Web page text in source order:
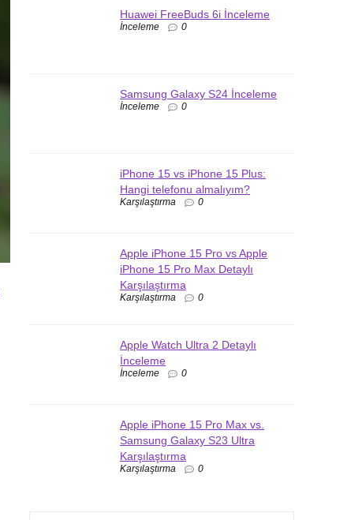
Huawei FreeBuds 6i İnceleme
İnceleme 0
Samsung Galaxy S24 İnceleme
İnceleme 0
iPhone 15 vs iPhone 15 Plus:
Hangi telefonu almalıyım?
Karşılaştırma 0
Apple iPhone 15 Pro vs Apple
iPhone 15 Pro Max Detaylı
Karşılaştırma
Karşılaştırma 0
Apple Watch Ultra 2 Detaylı
İnceleme
İnceleme 0
Apple iPhone 15 Pro Max vs.
Samsung Galaxy S23 Ultra
Karşılaştırma
Karşılaştırma 0